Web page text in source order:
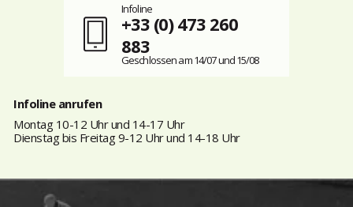
Infoline
+33 (0) 473 260
883
Geschlossen am 14/07 und 15/08
Infoline anrufen
Montag 10-12 Uhr und 14-17 Uhr
Dienstag bis Freitag 9-12 Uhr und 14-18 Uhr